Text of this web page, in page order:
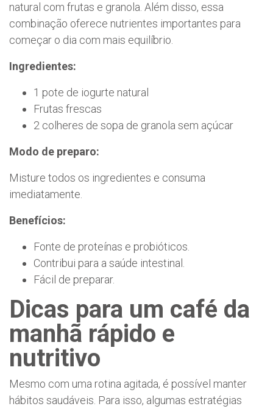
natural com frutas e granola. Além disso, essa
combinação oferece nutrientes importantes para
começar o dia com mais equilíbrio.
Ingredientes:
1 pote de iogurte natural
Frutas frescas
2 colheres de sopa de granola sem açúcar
Modo de preparo:
Misture todos os ingredientes e consuma
imediatamente.
Benefícios:
Fonte de proteínas e probióticos.
Contribui para a saúde intestinal.
Fácil de preparar.
Dicas para um café da
manhã rápido e
nutritivo
Mesmo com uma rotina agitada, é possível manter
hábitos saudáveis. Para isso, algumas estratégias